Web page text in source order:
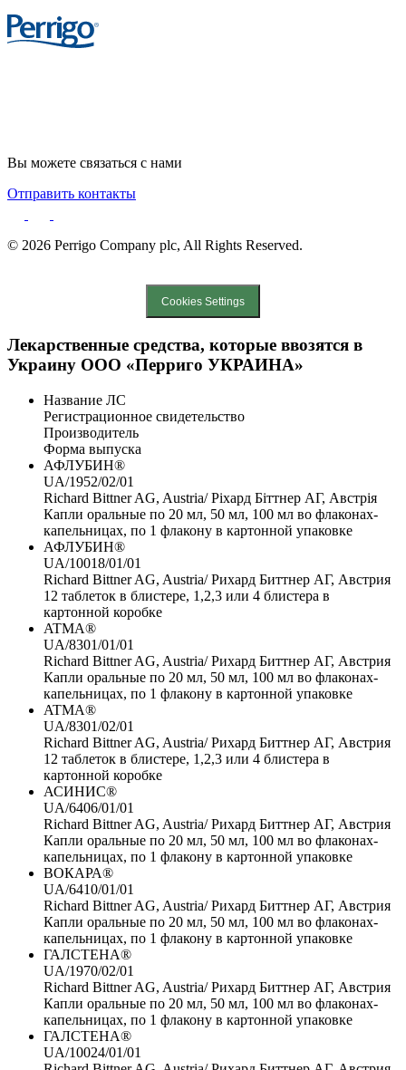
Вы можете связаться с нами
Отправить контакты
© 2026 Perrigo Company plc, All Rights Reserved.
Cookies Settings
Лекарственные средства, которые ввозятся в
Украину ООО «Перриго УКРАИНА»
Название ЛС
Регистрационное свидетельство
Производитель
Форма выпуска
АФЛУБИН®
UA/1952/02/01
Richard Bittner AG, Austria/ Ріхард Біттнер АГ, Австрія
Капли оральные по 20 мл, 50 мл, 100 мл во флаконах-
капельницах, по 1 флакону в картонной упаковке
АФЛУБИН®
UA/10018/01/01
Richard Bittner AG, Austria/ Рихард Биттнер АГ, Австрия
12 таблеток в блистере, 1,2,3 или 4 блистера в
картонной коробке
ATMA®
UA/8301/01/01
Richard Bittner AG, Austria/ Рихард Биттнер АГ, Австрия
Капли оральные по 20 мл, 50 мл, 100 мл во флаконах-
капельницах, по 1 флакону в картонной упаковке
ATMA®
UA/8301/02/01
Richard Bittner AG, Austria/ Рихард Биттнер АГ, Австрия
12 таблеток в блистере, 1,2,3 или 4 блистера в
картонной коробке
АСИНИС®
UA/6406/01/01
Richard Bittner AG, Austria/ Рихард Биттнер АГ, Австрия
Капли оральные по 20 мл, 50 мл, 100 мл во флаконах-
капельницах, по 1 флакону в картонной упаковке
ВОКАРА®
UA/6410/01/01
Richard Bittner AG, Austria/ Рихард Биттнер АГ, Австрия
Капли оральные по 20 мл, 50 мл, 100 мл во флаконах-
капельницах, по 1 флакону в картонной упаковке
ГАЛСТЕНА®
UA/1970/02/01
Richard Bittner AG, Austria/ Рихард Биттнер АГ, Австрия
Капли оральные по 20 мл, 50 мл, 100 мл во флаконах-
капельницах, по 1 флакону в картонной упаковке
ГАЛСТЕНА®
UA/10024/01/01